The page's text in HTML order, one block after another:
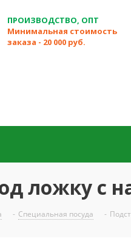
ПРОИЗВОДСТВО, ОПТ
Минимальная стоимость
заказа - 20 000 руб.
ложку с
- Специальная посуда -